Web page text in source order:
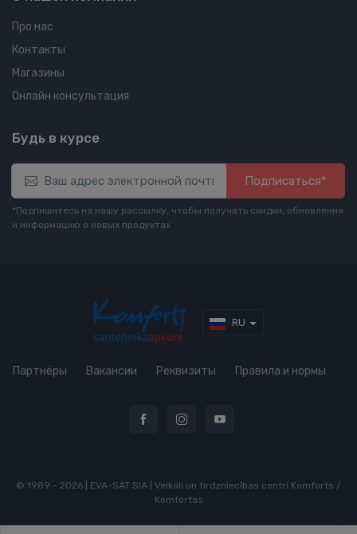
Про нас
Контакты
Магазины
Онлайн консультация
Будь в курсе
Подписаться*
*Подпишитесь на нашу рассылку, чтобы получать скидки, обновления
и информацию о новых продуктах
RU
Партнёры Вакансии Реквизиты Правила и нормы
© 1989 - 2026 | EVA-SAT SIA | Veikali un tirdzniecības centri Komforts /
Komfortas